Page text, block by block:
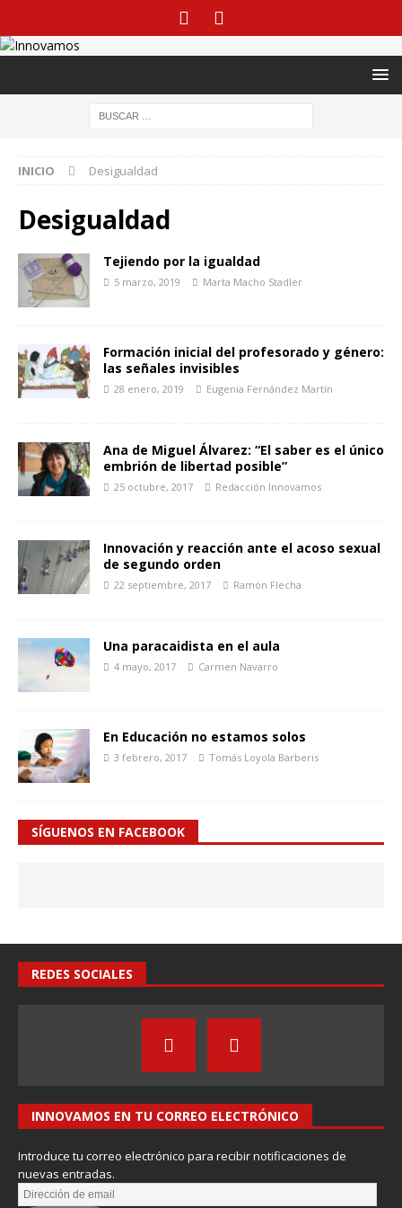
INICIO Desigualdad
Desigualdad
Tejiendo por la igualdad
5 marzo, 2019 Marta Macho Stadler
Formación inicial del profesorado y género:
las señales invisibles
28 enero, 2019 Eugenia Fernández Martín
Ana de Miguel Álvarez: “El saber es el único
embrión de libertad posible”
25 octubre, 2017 Redacción Innovamos
Innovación y reacción ante el acoso sexual
de segundo orden
22 septiembre, 2017 Ramón Flecha
Una paracaidista en el aula
4 mayo, 2017 Carmen Navarro
En Educación no estamos solos
3 febrero, 2017 Tomás Loyola Barberis
SÍGUENOS EN FACEBOOK
REDES SOCIALES
INNOVAMOS EN TU CORREO ELECTRÓNICO
Introduce tu correo electrónico para recibir notificaciones de
nuevas entradas.